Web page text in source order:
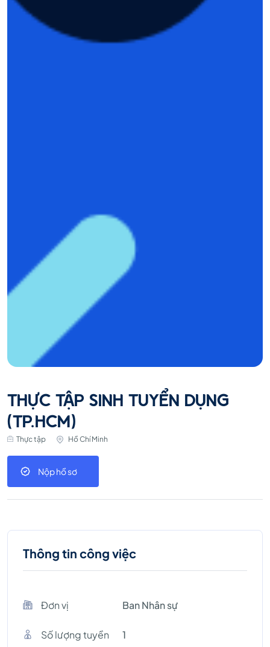
THỰC TẬP SINH TUYỂN DỤNG
(TP.HCM)
Thực tập Hồ Chí Minh
Nộp hồ sơ
Thông tin công việc
Đơn vị Ban Nhân sự
Số lượng tuyền 1